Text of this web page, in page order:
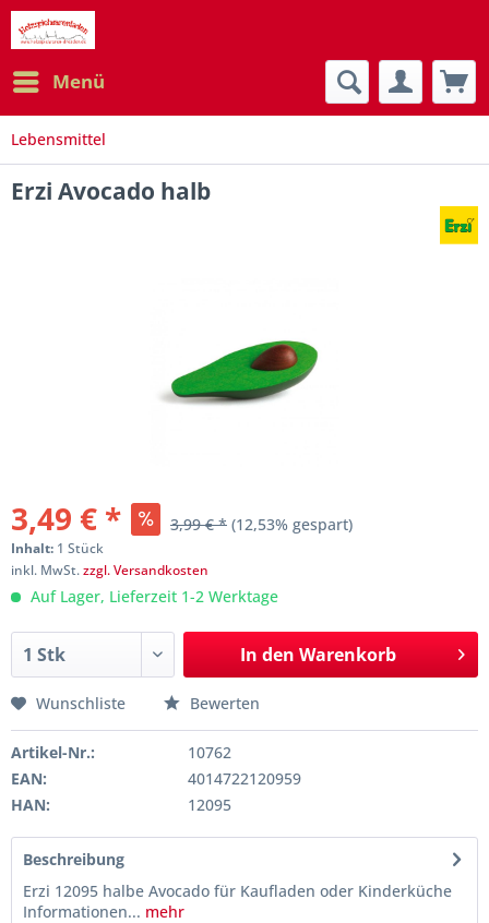
Menü
Lebensmittel
Erzi Avocado halb
3,49 € * 3,99 € * (12,53% gespart)
Inhalt: 1 Stück
inkl. MwSt.zzgl. Versandkosten
Auf Lager, Lieferzeit 1-2 Werktage
In den Warenkorb
Wunschliste Bewerten
Artikel-Nr.:
10762
EAN:
4014722120959
HAN:
12095
Beschreibung
Erzi 12095 halbe Avocado für Kaufladen oder Kinderküche
Informationen... mehr